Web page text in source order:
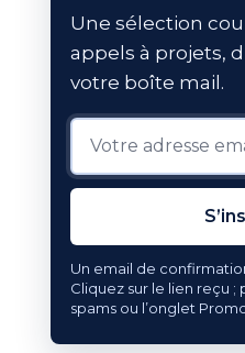
Une sélection
appels à projets,
votre boîte mail.
Un email de
Cliquez sur le lien reçu ;
spams ou l’onglet